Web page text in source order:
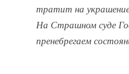
тратит на украшение
На Страшном суде
пренебрегаем